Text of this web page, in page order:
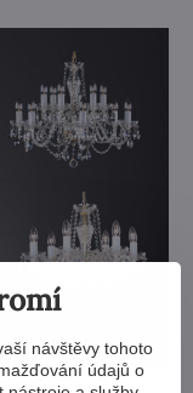
návštěvy tohoto
údajů o